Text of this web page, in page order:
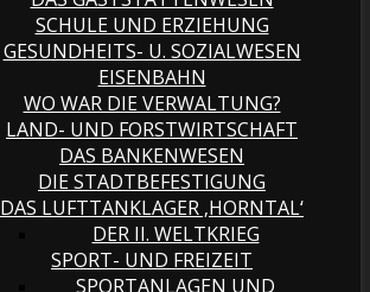
SCHULE UND ERZIEHUNG
GESUNDHEITS- U. SOZIALWESEN
EISENBAHN
WO WAR DIE VERWALTUNG?
LAND- UND FORSTWIRTSCHAFT
DAS BANKENWESEN
DIE STADTBEFESTIGUNG
DAS LUFTTANKLAGER ‚HORNTAL‘
DER II. WELTKRIEG
SPORT- UND FREIZEIT
SPORTANLAGEN UND